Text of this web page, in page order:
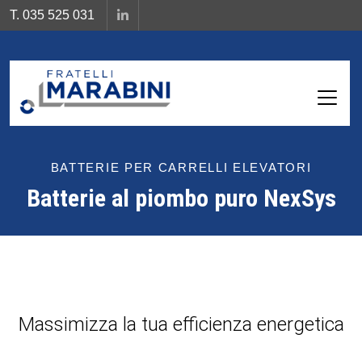
T. 035 525 031
BATTERIE PER CARRELLI ELEVATORI
Batterie al piombo puro NexSys
Massimizza la tua efficienza energetica